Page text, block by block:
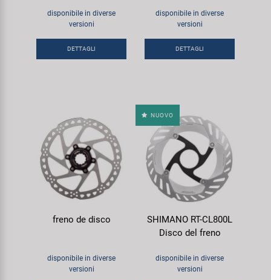
disponibile in diverse
versioni
DETTAGLI
disponibile in diverse
versioni
DETTAGLI
freno de disco
disponibile in diverse
versioni
NUOVO
SHIMANO RT-CL800L
Disco del freno
disponibile in diverse
versioni